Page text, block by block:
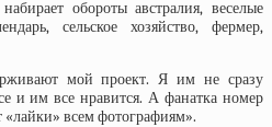
мой проект. Я им не сразу
и им все нравится. А фанатка номер
всем фотографиям».